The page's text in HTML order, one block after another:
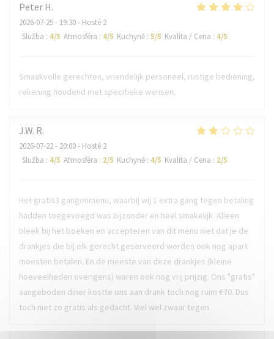
Peter H
2026-07-25- 19:30 - Hosté 2
Služba : 4/5 Atmosféra : 4/5 Kuchyně : 5/5 Kvalita / Cena : 4/5
Smaakvolle gerechten, vriendelijk personeel, rustige bediening,
rekening houdend met specifieke wensen.
J.W. R
2026-07-22- 20:00 - Hosté 2
Služba : 4/5 Atmosféra : 2/5 Kuchyně : 4/5 Kvalita / Cena : 2/5
Het gratis3 gangenmenu, waarbij wij 1 extra gang tegen betaling
hadden toegevoegd was bijzonder en heel smakelijk. Alleen
bleek bij het boeken en accepteren van dit menu niet dat je de
drankjes die bij elk gerecht geserveerd werden ook nog apart
moesten betalen. En de meeste van deze drankjes (kleine
hoeveelheden overigens) waren ook nog vrij prijzig. Ons "gratis"
aangeboden diner kostte ons aan drank toch nog ruim €70. Dus
toch niet zo gratis als gedacht. Viel wel zwaar tegen.